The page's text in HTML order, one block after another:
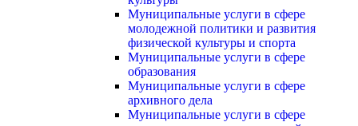
Муниципальные услуги в сфере
молодежной политики и развития
физической культуры и спорта
Муниципальные услуги в сфере
образования
Муниципальные услуги в сфере
архивного дела
Муниципальные услуги в сфере